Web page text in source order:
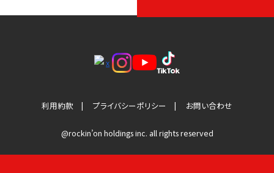
利用約款 プライバシーポリシー お問い合わせ
@rockin’on holdings inc. all rights reserved